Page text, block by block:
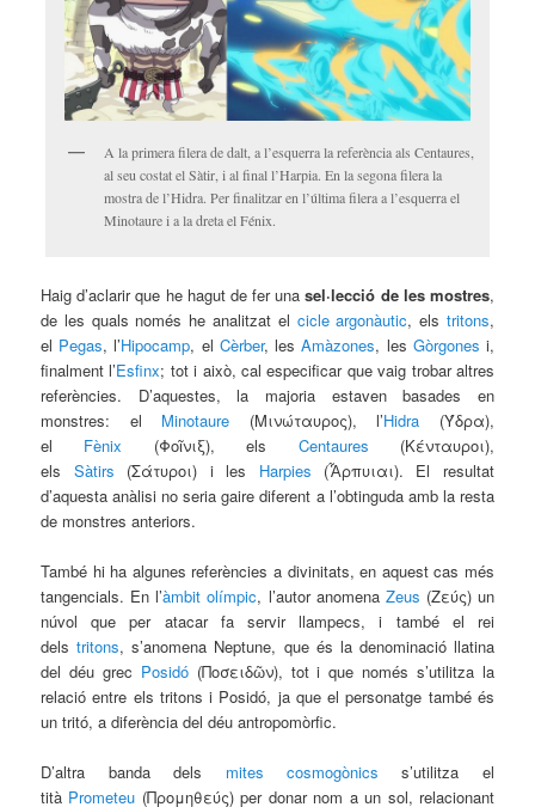
A la primera filera de dalt, a l’esquerra la referència als Centaures,
al seu costat el Sàtir, i al final l’Harpia. En la segona filera la
mostra de l’Hidra. Per finalitzar en l’última filera a l’esquerra el
Minotaure i a la dreta el Fénix.
Haig d’aclarir que he hagut de fer unasel·lecció de les mostres,
de les quals només he analitzat el cicle argonàutic, els tritons,
el Pegas, l’Hipocamp, el Cèrber, lesAmàzones, les Gòrgones i,
finalment l’Esfinx; tot i això, cal especificar que vaig trobar altres
referències. D’aquestes, la majoria estaven basades en
monstres: el Minotaure (Μινώταυρος), l’Hidra (Ύδρα),
el Fènix (Φοῖνιξ), els Centaures (Κένταυροι),
els Sàtirs (Σάτυροι) i les Harpies (Ἇρπυιαι). El resultat
d’aquesta anàlisi no seria gaire diferent a l’obtinguda amb la resta
de monstres anteriors.
També hi ha algunes referències a divinitats, en aquest cas més
tangencials. En l’àmbit olímpic, l’autor anomena Zeus (Ζεύς) un
núvol que per atacar fa servir llampecs, i també el rei
delstritons, s’anomena Neptune, que és la denominació llatina
del déu grec Posidó(Ποσειδῶν), tot i que només s’utilitza la
relació entre els tritons i Posidó, ja que el personatge també és
un tritó, a diferència del déu antropomòrfic.
D’altra banda dels mites cosmogònics s’utilitza el
tità Prometeu (Προμηθεύς) per donar nom a un sol, relacionant